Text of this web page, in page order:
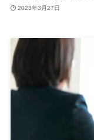
2023年3月27日